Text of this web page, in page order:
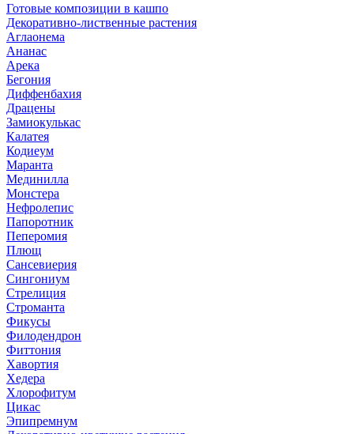
Готовые композиции в кашпо
Декоративно-лиственные растения
Аглаонема
Ананас
Арека
Бегония
Диффенбахия
Драцены
Замиокулькас
Калатея
Кодиеум
Маранта
Мединилла
Монстера
Нефролепис
Папоротник
Пеперомия
Плющ
Сансевиерия
Сингониум
Стрелиция
Строманта
Фикусы
Филодендрон
Фиттония
Хавортия
Хедера
Хлорофитум
Цикас
Эпипремнум